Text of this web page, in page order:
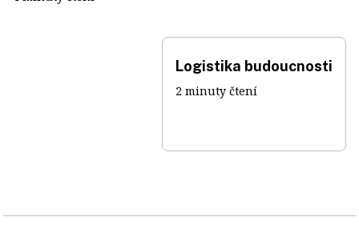
Logistika budoucnosti
2 minuty čtení